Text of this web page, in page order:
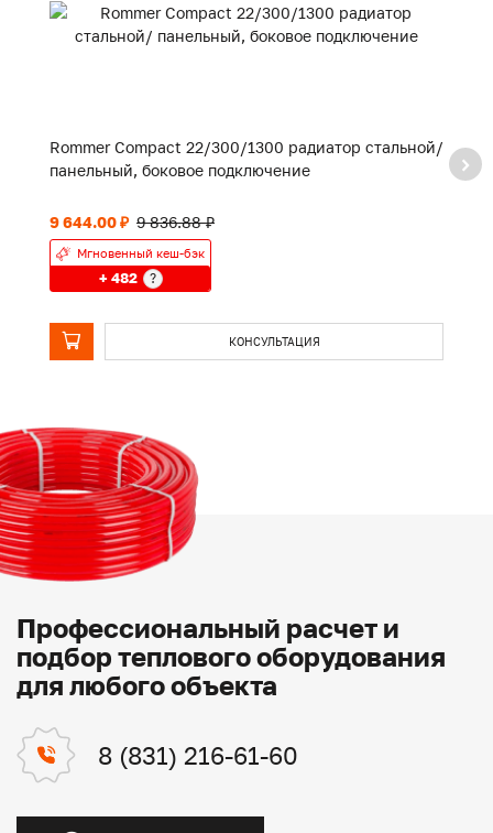
Rommer Compact 22/300/1300 радиатор стальной/
панельный, боковое подключение
9 644.00 ₽ 9 836.88 ₽
Мгновенный кеш-бэк
+ 482 ?
КОНСУЛЬТАЦИЯ
Профессиональный расчет и
подбор теплового оборудования
для любого объекта
8 (831) 216-61-60